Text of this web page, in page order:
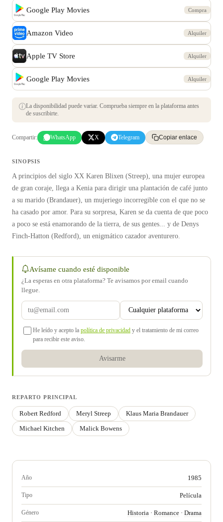
Google Play Movies Compra
Amazon Video Alquiler
Apple TV Store Alquiler
Google Play Movies Alquiler
La disponibilidad puede variar. Comprueba siempre en la plataforma antes
de suscribirte.
Compartir: WhatsApp X Telegram Copiar enlace
SINOPSIS
A principios del siglo XX Karen Blixen (Streep), una mujer europea
de gran coraje, llega a Kenia para dirigir una plantación de café junto
a su marido (Brandauer), un mujeriego incorregible con el que no se
ha casado por amor. Para su sorpresa, Karen se da cuenta de que poco
a poco se está enamorando de la tierra, de sus gentes... y de Denys
Finch-Hatton (Redford), un enigmático cazador aventurero.
Avísame cuando esté disponible
¿La esperas en otra plataforma? Te avisamos por email cuando
llegue.
He leído y acepto la política de privacidad y el tratamiento de mi correo
para recibir este aviso.
Avisarme
REPARTO PRINCIPAL
Robert Redford Meryl Streep
Klaus Maria Brandauer
Michael Kitchen
Malick Bowens
Año 1985
Tipo Película
Género Historia · Romance · Drama